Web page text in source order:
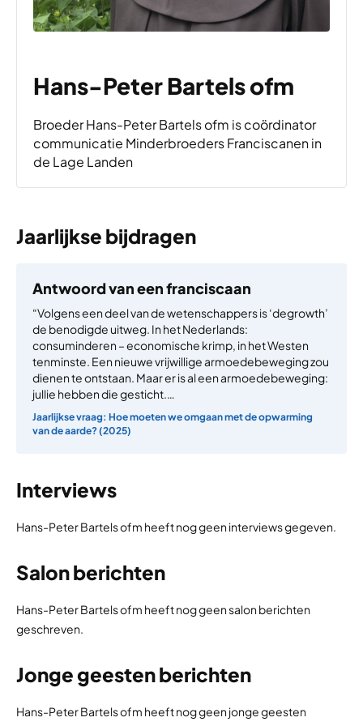
Hans-Peter Bartels ofm
Broeder Hans-Peter Bartels ofm is coördinator
communicatie Minderbroeders Franciscanen in
de Lage Landen
Jaarlijkse bijdragen
Antwoord van een franciscaan
“Volgens een deel van de wetenschappers is ‘degrowth’
de benodigde uitweg. In het Nederlands:
consuminderen – economische krimp, in het Westen
tenminste. Een nieuwe vrijwillige armoedebeweging zou
dienen te ontstaan. Maar er is al een armoedebeweging:
jullie hebben die gesticht.…
Jaarlijkse vraag: Hoe moeten we omgaan met de opwarming
van de aarde? (2025)
Interviews
Hans-Peter Bartels ofm heeft nog geen interviews gegeven.
Salon berichten
Hans-Peter Bartels ofm heeft nog geen salon berichten
geschreven.
Jonge geesten berichten
Hans-Peter Bartels ofm heeft nog geen jonge geesten